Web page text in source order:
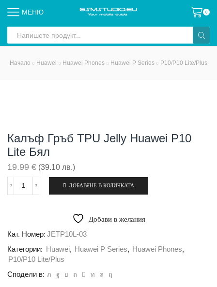
МЕНЮ 0
input
Начало Huawei Huawei Phones Huawei P Series P10/P10 Lite/Plus
Калъф Гръб TPU Jelly Huawei P10
Lite Бял
19.99 € (39.10 лв.)
количество
Jelly
P10
Lite
ДОБАВЯНЕ В КОЛИЧКАТА
Добави в желания
Кат. Номер: JETP10L-03
Категории:
Huawei, Huawei P Series, Huawei Phones,
P10/P10 Lite/Plus
Сподели в: